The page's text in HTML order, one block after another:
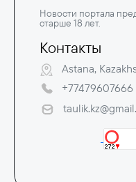
Новости портала
старше 18 лет.
Контакты
Astana,
+77479607666